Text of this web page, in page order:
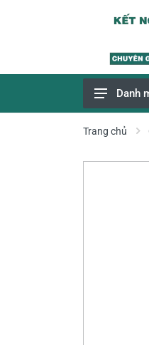
Giao Hàng
Phụ Tùng,
Máy Hàn
Danh
Trang chủ